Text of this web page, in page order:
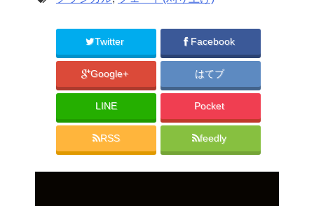
Twitter Facebook
Google+ はてブ
LINE Pocket
RSS feedly